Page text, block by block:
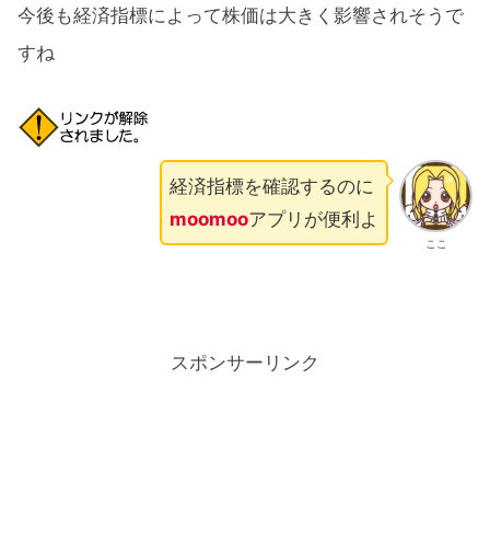
今後も経済指標によって株価は大きく影響されそうで
すね
ここ
経済指標を確認するのに
moomooアプリが便利よ
スポンサーリンク